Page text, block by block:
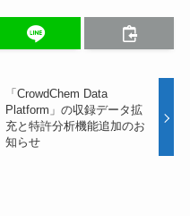
「CrowdChem Data
Platform」の収録データ拡
充と特許分析機能追加のお
知らせ